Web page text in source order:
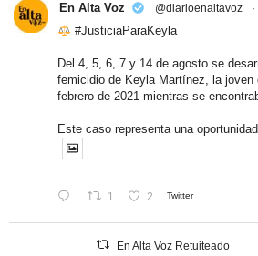
En Alta Voz @diarioenaltavoz ·
#JusticiaParaKeyla
Del 4, 5, 6, 7 y 14 de agosto se
femicidio de Keyla Martínez, la joven
febrero de 2021 mientras se
Este caso representa una
1 2 Twitter
En Alta Voz Retuiteado